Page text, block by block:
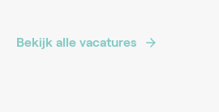
Bekijk alle vacatures